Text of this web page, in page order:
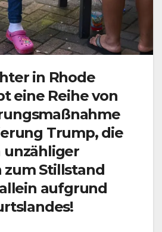
in Rhode
eine Reihe von
Trump, die
unzähliger
zum Stillstand
aufgrund